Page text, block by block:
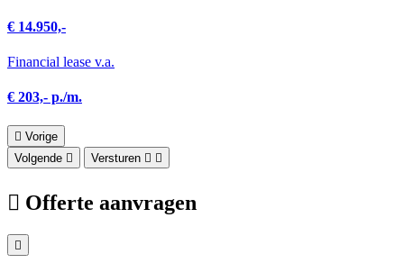
€ 14.950,-
Financial lease v.a.
€ 203,- p./m.
Vorige
Volgende
Versturen
Offerte aanvragen